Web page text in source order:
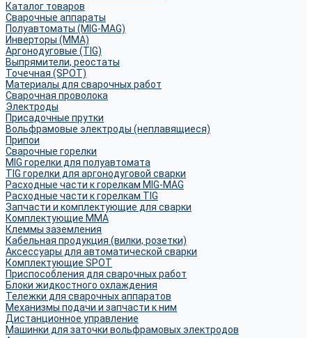
Каталог товаров
Сварочные аппараты
Полуавтоматы (MIG-MAG)
Инверторы (MMA)
Аргонодуговые (TIG)
Выпрямители, реостаты
Точечная (SPOT)
Материалы для сварочных работ
Сварочная проволока
Электроды
Присадочные прутки
Вольфрамовые электроды (неплавящиеся)
Припои
Сварочные горелки
MIG горелки для полуавтомата
TIG горелки для аргонодуговой сварки
Расходные части к горелкам MIG-MAG
Расходные части к горелкам TIG
Запчасти и комплектующие для сварки
Комплектующие ММА
Клеммы заземления
Кабельная продукция (вилки, розетки)
Аксессуары для автоматической сварки
Комплектующие SPOT
Приспособления для сварочных работ
Блоки жидкостного охлаждения
Тележки для сварочных аппаратов
Механизмы подачи и запчасти к ним
Дистанционное управление
Машинки для заточки вольфрамовых электродов